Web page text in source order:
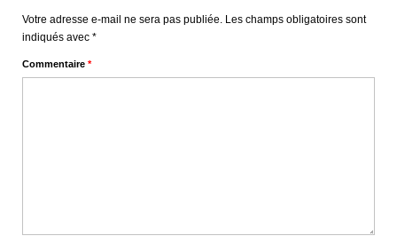
Votre adresse e-mail ne sera pas publiée. Les champs obligatoires sont
indiqués avec *
Commentaire *